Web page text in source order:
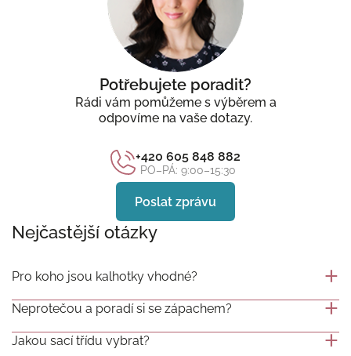
Potřebujete poradit?
Rádi vám pomůžeme s výběrem a
odpovíme na vaše dotazy.
+420 605 848 882
PO–PÁ: 9:00–15:30
Poslat zprávu
Nejčastější otázky
Pro koho jsou kalhotky vhodné?
Neprotečou a poradí si se zápachem?
Jakou sací třídu vybrat?